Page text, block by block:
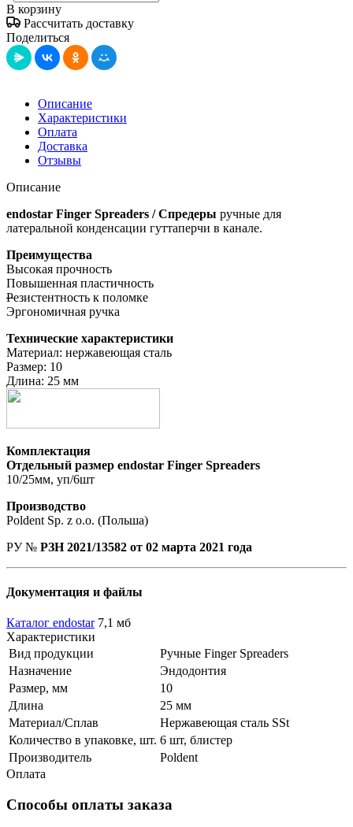
В корзину
Рассчитать доставку
Поделиться
Описание
Характеристики
Оплата
Доставка
Отзывы
Описание
endostar Finger Spreaders / Спредеры ручные для
латеральной конденсации гуттаперчи в канале.
Преимущества
Высокая прочность
Повышенная пластичность
Резистентность к поломке
Эргономичная ручка
Технические характеристики
Материал: нержавеющая сталь
Размер: 10
Длина: 25 мм
Комплектация
Отдельный размер endostar Finger Spreaders
10/25мм, уп/6шт
Производство
Poldent Sp. z o.o. (Польша)
РУ № РЗН 2021/13582 от 02 марта 2021 года
Документация и файлы
Каталог endostar 7,1 мб
Характеристики
Вид продукции
Ручные Finger Spreaders
Назначение
Эндодонтия
Размер, мм
10
Длина
25 мм
Материал/Сплав
Нержавеющая сталь SSt
Количество в упаковке, шт. 6 шт, блистер
Производитель
Poldent
Оплата
Способы оплаты заказа